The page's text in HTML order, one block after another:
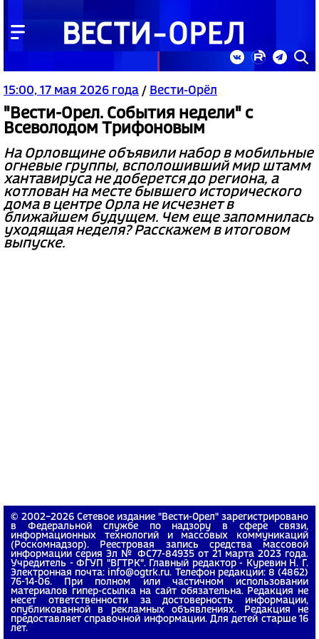
15:00, 17 мая 2026 года / Вести-Орёл
"Вести-Орел. События недели" с
Всеволодом Трифоновым
На Орловщине объявили набор в мобильные
огневые группы, всполошивший мир штамм
хантавируса не доберется до региона, а
котлован на месте бывшего исторического
дома в центре Орла не исчезнет в
ближайшем будущем. Чем еще запомнилась
уходящая неделя? Расскажем в итоговом
выпуске.
© 2002−2026 Сетевое издание "Вести-Орел" зарегистрировано
в Федеральной службе по надзору в сфере связи,
информационных технологий и массовых коммуникаций
(Роскомнадзор). Реестровая запись средства массовой
информации серия Эл № ФС77-84935 от 21 марта 2023 года.
Учредитель - ФГУП "ВГТРК". Главный редактор - Куревин Н. Г.
Электронная почта: info@ogtrk.ru. Телефон редакции: 8 (4862)
76-14-06. При полном или частичном использовании
материалов гипер-ссылка на сайт обязательна. Редакция не
несет ответственности за достоверность информации,
опубликованной в рекламных объявлениях. Редакция не
предоставляет справочной информации. Для детей старше 16
лет.